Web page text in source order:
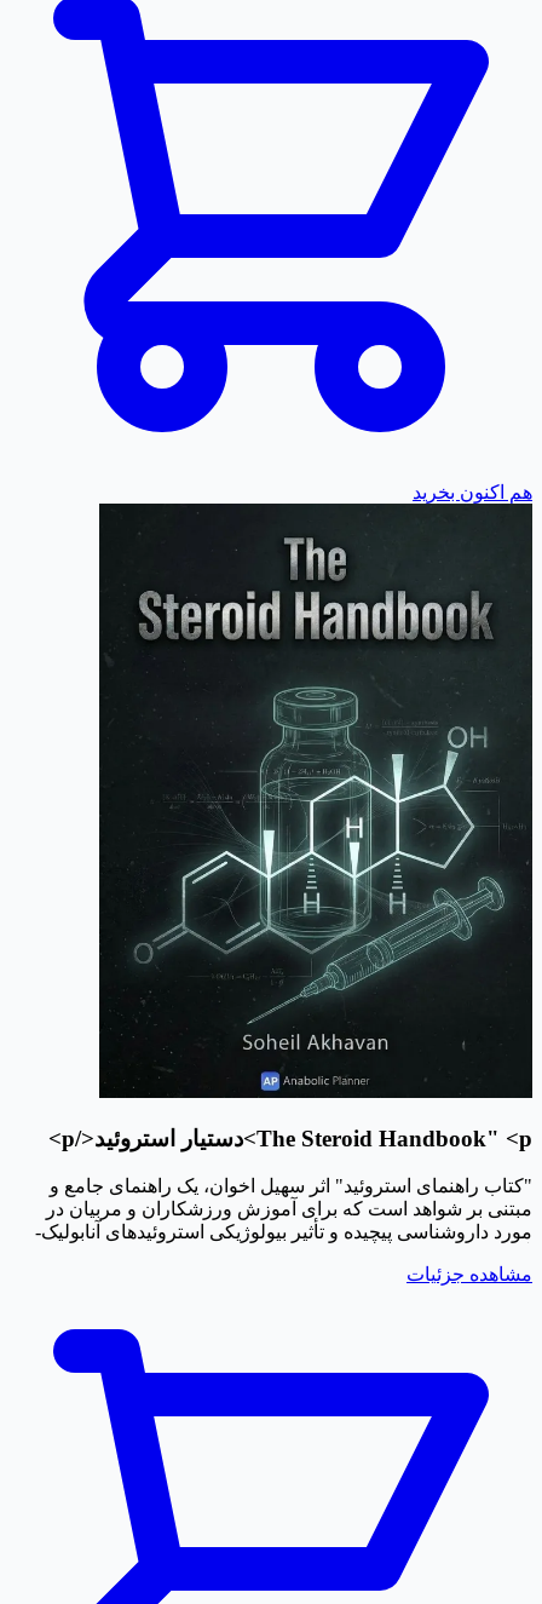
درمان موفق در طول دوره/پس از دوره ارائه می دهد. بیاموزید که
چگونه: -هورمون های خود را دوباره راه اندازی کنید: تولید طبیعی
تستوسترون خود را با پروتکل های دقیق و مثال های دوز به مسیر
اصلی بازگردانید. -از اندام های خود محافظت کنید: بفهمید که چه
آزمایش های خونی را باید انجام دهید و از چه مکمل هایی برای حفظ
سلامت کبد، کلیه ها و قلب خود استفاده کنید. -از از دست دادن
عضلات جلوگیری کنید: یاد بگیرید که چگونه با کورتیزول و سایر
هورمون های کاتابولیک که می توانند دستاوردهای شما را از بین
ببرند، مبارزه کنید. -سلامتی خود را بهینه کنید: کشف کنید که چگونه
همه چیز را از سلامت پروستات و تیروئید گرفته تا حساسیت گیرنده
کار باشید و چه به دنبال یک رویکرد علمی و پیشرفته تر هستید، این
راهنما اطلاعات دقیق و مراحل عملی مورد نیاز برای بهبودی ایمن،
حفظ پیشرفت خود و ادامه سفر تناسب اندام خود را ارائه می دهد.
هم اکنون بخرید
The Steroid Handbook" <p>دستیار استروئید</p>
"کتاب راهنمای استروئید" اثر سهیل اخوان، یک راهنمای جامع و
مبتنی بر شواهد است که برای آموزش ورزشکاران و مربیان در
مورد داروشناسی پیچیده و تأثیر بیولوژیکی استروئیدهای آنابولیک-
دانش علمی برای جلوگیری از "علل غم انگیز مرگ" و عوارض
مصرف تجربی و ناآگاهانه دارو مشاهده می شود. 1. مبانی
بیولوژیکی و داروشناسی سیستم غدد درون ریز: توضیح می دهد که
چگونه هورمون هایی مانند تستوسترون، استروژن و هورمون رشد
در سیستم های تنظیم کننده طبیعی بدن، مانند محور HPG
(هیپوتالاموس-هیپوفیز-گناد) عمل می کنند. فارماکوکینتیک و
دینامیک: متن بین نحوه عملکرد بدن بر روی دارو (جذب، متابولیسم،
نیمه عمر) و نحوه عملکرد دارو بر روی بدن تمایز قائل می شود.
فراهمی زیستی: جزئیات "اثر عبور اول" را شرح می دهد و توضیح
می دهد که چرا استروئیدهای خوراکی اغلب به اصلاح شیمیایی
(آلکیلاسیون 17-آلفا) نیاز دارند تا از متابولیسم کبد جان سالم به در
مواد و مکانیسم های آنها طبقه بندی AAS: استروئیدها به مشتقات
مشاهده جزئیات